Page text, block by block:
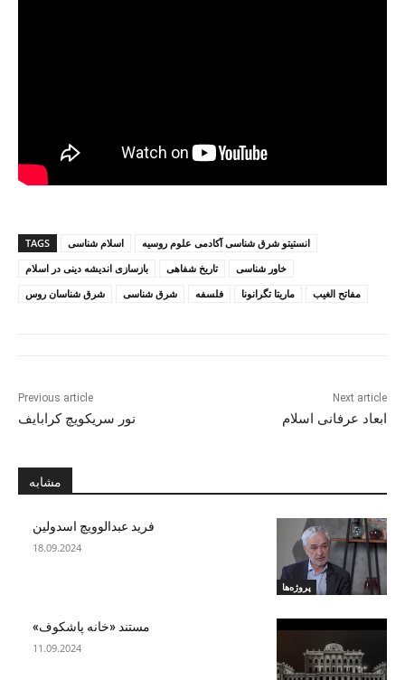
TAGS اسلام شناسی
انستیتو شرق شناسی آکادمی علوم روسیه
بازسازی اندیشه دینی در اسلام
تاریخ شفاهی
خاور شناسی
شرق شناسان روس
شرق شناسی فلسفه ماریتا تگرانونا مفاتح الغیب
Previous article
نور سریکویچ کرابایف
Next article
ابعاد عرفانی اسلام
مشابه
پروژه‌ها
فرید عبدالوویچ اسدولین
18.09.2024
مستند «خانه پاشکوف»
11.09.2024